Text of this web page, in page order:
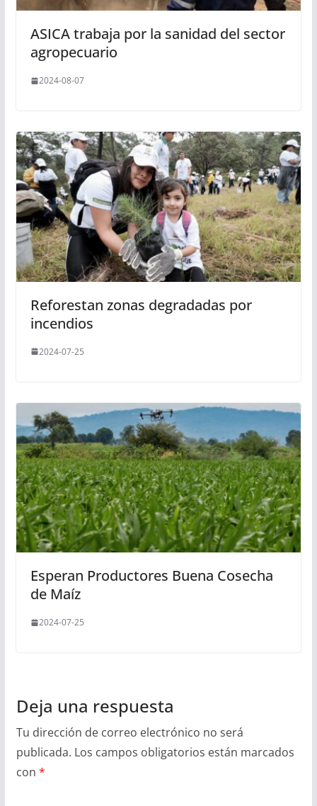
ASICA trabaja por la sanidad del sector
agropecuario
2024-08-07
Reforestan zonas degradadas por
incendios
2024-07-25
Esperan Productores Buena Cosecha
de Maíz
2024-07-25
Deja una respuesta
Tu dirección de correo electrónico no será
publicada. Los campos obligatorios están marcados
con *